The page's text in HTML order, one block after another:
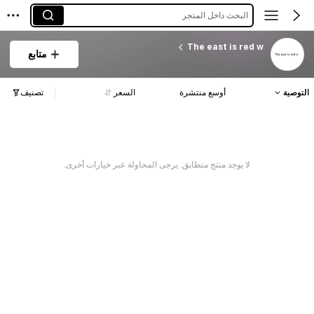
البحث داخل المتجر
The east is red w
متابع
التوصية أوسع منتشرة السعر تصنيف
لا يوجد منتج متطابق. يرجى المحاولة عبر خيارات أخرى.